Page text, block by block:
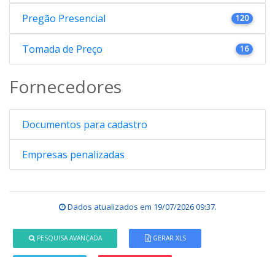
Pregão Presencial 120
Tomada de Preço 16
Fornecedores
Documentos para cadastro
Empresas penalizadas
Dados atualizados em 19/07/2026 09:37.
PESQUISA AVANÇADA GERAR XLS